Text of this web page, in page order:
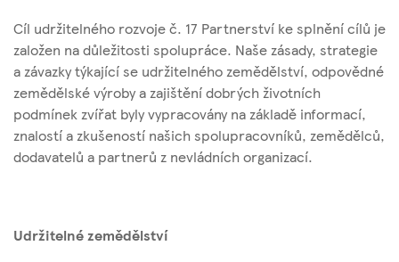
Cíl udržitelného rozvoje č. 17 Partnerství ke splnění cílů je
založen na důležitosti spolupráce. Naše zásady, strategie
a závazky týkající se udržitelného zemědělství, odpovědné
zemědělské výroby a zajištění dobrých životních
podmínek zvířat byly vypracovány na základě informací,
znalostí a zkušeností našich spolupracovníků, zemědělců,
dodavatelů a partnerů z nevládních organizací.
Udržitelné zemědělství